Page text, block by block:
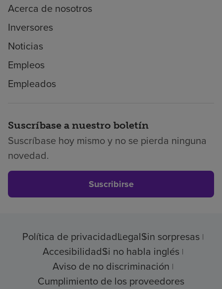
Acerca de nosotros
Inversores
Noticias
Empleos
Empleados
Suscríbase a nuestro boletín
Suscríbase hoy mismo y no se pierda ninguna
novedad.
Suscribirse
Política de privacidadLegalSin sorpresas
AccesibilidadSi no habla inglés
Aviso de no discriminación
Cumplimiento de los proveedores